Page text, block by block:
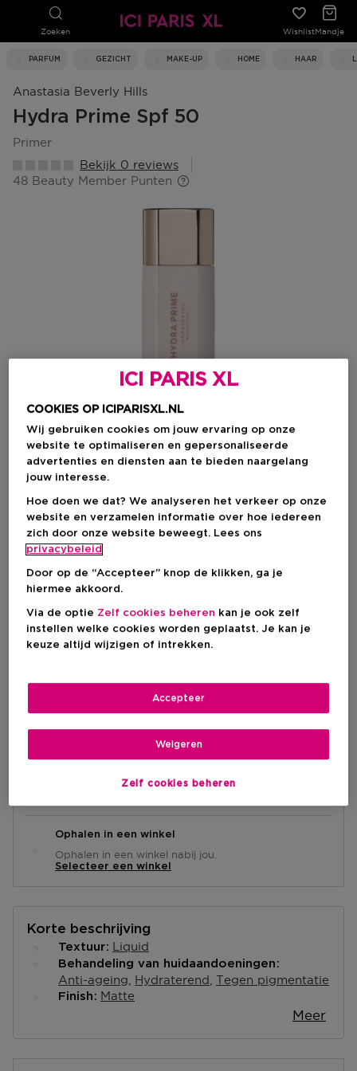
Zoeken WishlistMandje
PARFUM GEZICHT MAKE-UP HOME HAAR
Anastasia Beverly Hills
Hydra Prime Spf 50
primer
Bekijk 0 reviews
48 Beauty Member Punten
Kies je formaat
50 ML Op voorraad
€ 48,00
IN WINKELMANDJE
Ophalen in een winkel
Ophalen in een winkel nabij jou.
Selecteer een winkel
Korte beschrijving
Textuur Liquid
Behandeling van huidaandoeningen
Anti-ageing Hydraterend Tegen pigmentatie
Finish Matte
Meer
ICI PARIS XL
COOKIES OP ICIPARISXL.NL
Wij gebruiken cookies om jouw ervaring op onze
website te optimaliseren en gepersonaliseerde
advertenties en diensten aan te bieden naargelang
jouw interesse.
Hoe doen we dat? We analyseren het verkeer op onze
website en verzamelen informatie over hoe iedereen
zich door onze website beweegt. Lees ons
privacybeleid
Door op de “Accepteer” knop de klikken, ga je
hiermee akkoord.
Via de optie Zelf cookies beheren kan je ook zelf
instellen welke cookies worden geplaatst. Je kan je
keuze altijd wijzigen of intrekken.
Zelf cookies beheren
Weigeren
Accepteer